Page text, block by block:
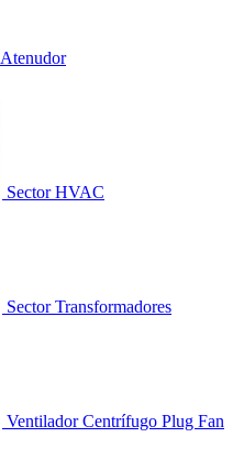
Sector HVAC
Sector Transformadores
Ventilador Centrífugo Plug Fan